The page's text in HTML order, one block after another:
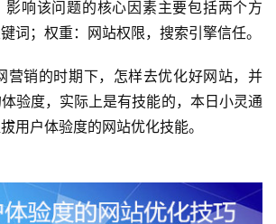
影响该问题的核心因素主要包括两个方
词；权重：网站权限，搜索引擎信任。
营销的时期下，怎样去优化好网站，并
验度，实际上是有技能的，本日小灵通
用户体验度的网站优化技能。